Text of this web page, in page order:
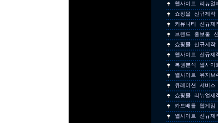
웹사이트 리뉴얼
쇼핑몰 신규제작
커뮤니티 신규제
브랜드 홍보물
쇼핑몰 신규제작
웹사이트 신규제
복권분석 웹사이
웹사이트 유지보
큐레이션 서비스
쇼핑몰 리뉴얼제
카드배틀 웹게임
웹사이트 신규제